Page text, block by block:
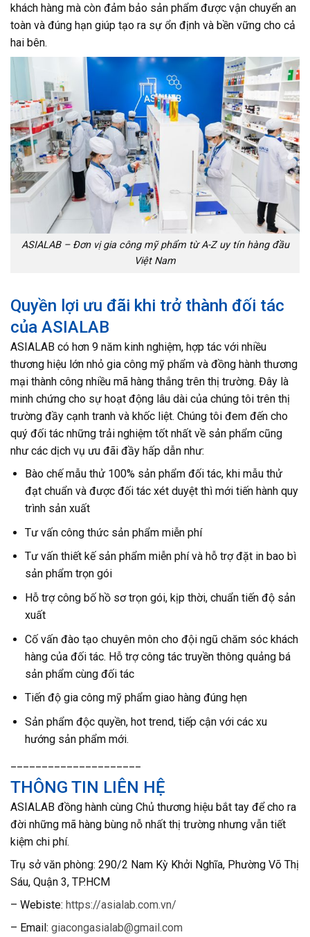
khách hàng mà còn đảm bảo sản phẩm được vận chuyển an
toàn và đúng hạn giúp tạo ra sự ổn định và bền vững cho cả
hai bên.
ASIALAB – Đơn vị gia công mỹ phẩm từ A-Z uy tín hàng đầu
Việt Nam
Quyền lợi ưu đãi khi trở thành đối tác
của ASIALAB
ASIALAB có hơn 9 năm kinh nghiệm, hợp tác với nhiều
thương hiệu lớn nhỏ gia công mỹ phẩm và đồng hành thương
mại thành công nhiều mã hàng thắng trên thị trường. Đây là
minh chứng cho sự hoạt động lâu dài của chúng tôi trên thị
trường đầy cạnh tranh và khốc liệt. Chúng tôi đem đến cho
quý đối tác những trải nghiệm tốt nhất về sản phẩm cũng
như các dịch vụ ưu đãi đầy hấp dẫn như:
Bào chế mẫu thử 100% sản phẩm đối tác, khi mẫu thử
đạt chuẩn và được đối tác xét duyệt thì mới tiến hành quy
trình sản xuất
Tư vấn công thức sản phẩm miễn phí
Tư vấn thiết kế sản phẩm miễn phí và hỗ trợ đặt in bao bì
sản phẩm trọn gói
Hỗ trợ công bố hồ sơ trọn gói, kịp thời, chuẩn tiến độ sản
xuất
Cố vấn đào tạo chuyên môn cho đội ngũ chăm sóc khách
hàng của đối tác. Hỗ trợ công tác truyền thông quảng bá
sản phẩm cùng đối tác
Tiến độ gia công mỹ phẩm giao hàng đúng hẹn
Sản phẩm độc quyền, hot trend, tiếp cận với các xu
hướng sản phẩm mới.
THÔNG TIN LIÊN HỆ
ASIALAB đồng hành cùng Chủ thương hiệu bắt tay để cho ra
đời những mã hàng bùng nỗ nhất thị trường nhưng vẫn tiết
kiệm chi phí.
Trụ sở văn phòng: 290/2 Nam Kỳ Khởi Nghĩa, Phường Võ Thị
Sáu, Quận 3, TP.HCM
– Webiste: https://asialab.com.vn/
– Email: giacongasialab@gmail.com